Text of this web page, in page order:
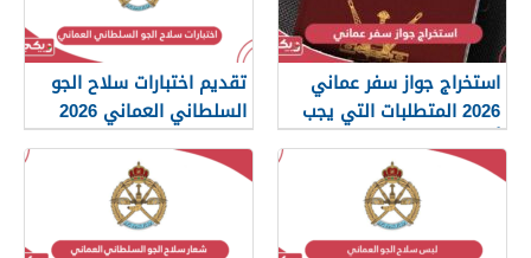
استخراج جواز سفر عماني
2026 المتطلبات التي يجب
أن تعرفها
تقديم اختبارات سلاح الجو
السلطاني العماني 2026